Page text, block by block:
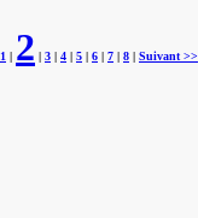
1 | 2 | 3 | 4 | 5 | 6 | 7 | 8 | Suivant >>